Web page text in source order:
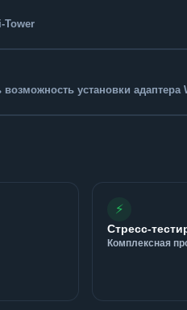
Tower
возможность установки
⚡
Стресс-
Комплексная